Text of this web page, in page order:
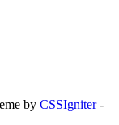
by CSSIgniter-